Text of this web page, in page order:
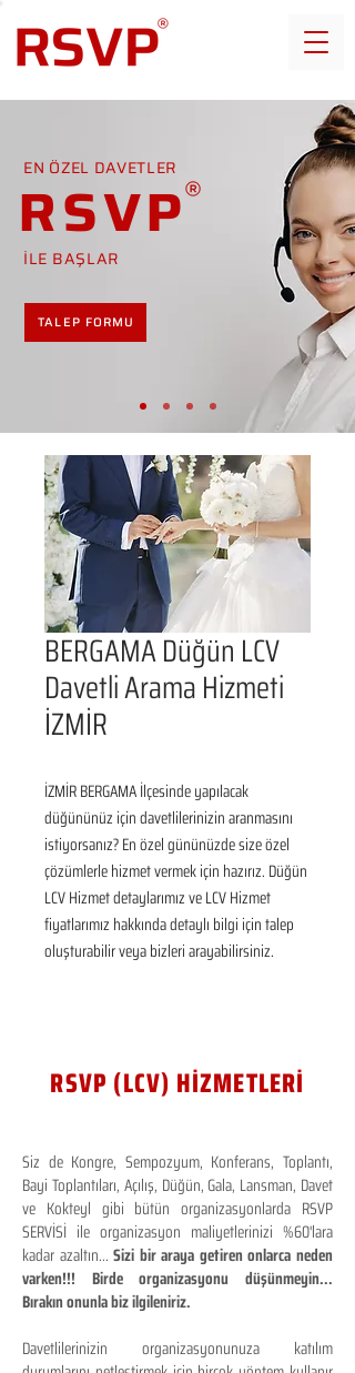
EN ÖZEL DAVETLER
RSVP
İLE BAŞLAR
TALEP FORMU
BERGAMA Düğün LCV
Davetli Arama Hizmeti
İZMİR
İZMİR BERGAMA İlçesinde yapılacak
düğününüz için davetlilerinizin aranmasını
istiyorsanız? En özel gününüzde size özel
çözümlerle hizmet vermek için hazırız. Düğün
LCV Hizmet detaylarımız ve LCV Hizmet
fiyatlarımız hakkında detaylı bilgi için talep
oluşturabilir veya bizleri arayabilirsiniz.
RSVP (LCV) HİZMETLERİ
Siz de Kongre, Sempozyum, Konferans, Toplantı,
Bayi Toplantıları, Açılış, Düğün, Gala, Lansman, Davet
ve Kokteyl gibi bütün organizasyonlarda RSVP
SERVİSİ ile organizasyon maliyetlerinizi %60'lara
kadar azaltın...Sizi bir araya getiren onlarca neden
varken!!! Birde organizasyonu düşünmeyin...
Bırakın onunla biz ilgileniriz.
Davetlilerinizin organizasyonunuza katılım